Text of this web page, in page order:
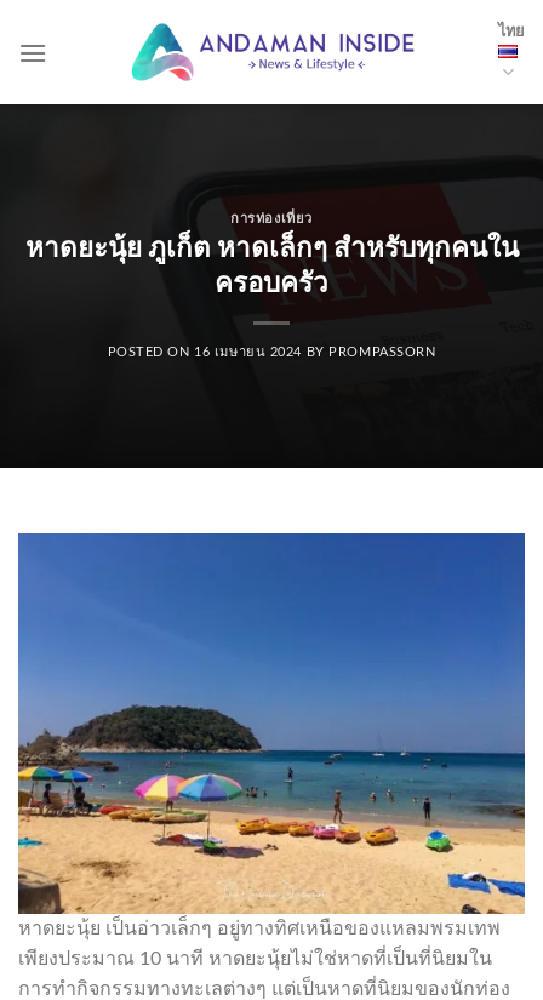
ไทย
การท่องเที่ยว
หาดยะนุ้ย ภูเก็ต หาดเล็กๆ สำหรับทุกคนใน
ครอบครัว
POSTED ON 16 เมษายน 2024 BY PROMPASSORN
หาดยะนุ้ย เป็นอ่าวเล็กๆ อยู่ทางทิศเหนือของแหลมพรมเทพ
เพียงประมาณ 10 นาที หาดยะนุ้ยไม่ใช่หาดที่เป็นที่นิยมใน
การทำกิจกรรมทางทะเลต่างๆ แต่เป็นหาดที่นิยมของนักท่อง